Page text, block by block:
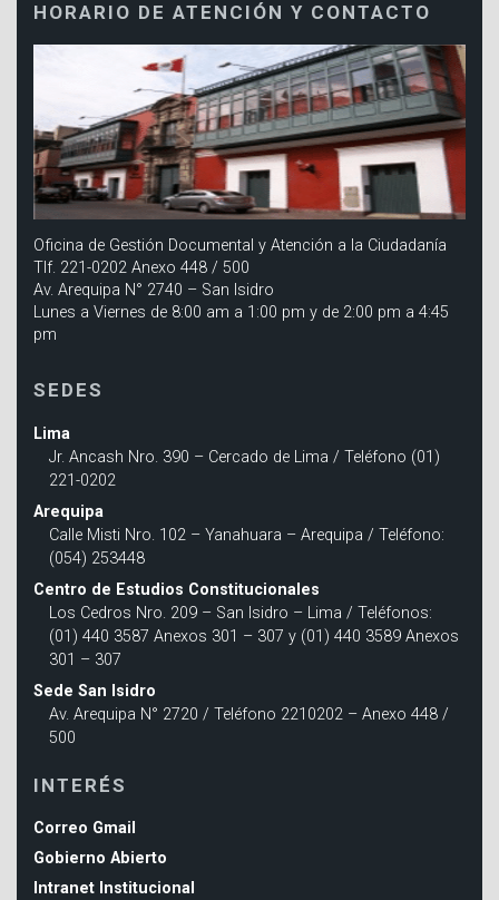
HORARIO DE ATENCIÓN Y CONTACTO
Oficina de Gestión Documental y Atención a la Ciudadanía
Tlf. 221-0202 Anexo 448 / 500
Av. Arequipa N° 2740 – San Isidro
Lunes a Viernes de 8:00 am a 1:00 pm y de 2:00 pm a 4:45
pm
SEDES
Lima
Jr. Ancash Nro. 390 – Cercado de Lima / Teléfono (01)
221-0202
Arequipa
Calle Misti Nro. 102 – Yanahuara – Arequipa / Teléfono:
(054) 253448
Centro de Estudios Constitucionales
Los Cedros Nro. 209 – San Isidro – Lima / Teléfonos:
(01) 440 3587 Anexos 301 – 307 y (01) 440 3589 Anexos
301 – 307
Sede San Isidro
Av. Arequipa N° 2720 / Teléfono 2210202 – Anexo 448 /
500
INTERÉS
Correo Gmail
Gobierno Abierto
Intranet Institucional